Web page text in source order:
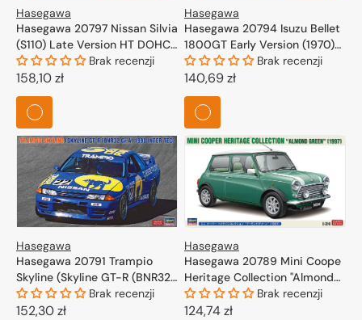
Hasegawa
Hasegawa 20797 Nissan Silvia
(S110) Late Version HT DOHC
RS (1982) 1/24Brak recenzji
Cena
regularna
158,10 zł
Hasegawa
Hasegawa 20794 Isuzu Bellet
1800GT Early Version (1970)
1/24
Brak recenzji
Cena
regularna
140,69 zł
Hasegawa
Hasegawa 20791 Trampio
Skyline (Skyline GT-R (BNR32
Gr. A) 1990 Inter Tec) 1/24
Brak recenzji
Cena
152,30 zł
Hasegawa
Hasegawa 20789 Mini Coope
Heritage Collection "Almond
Green" (1997) 1/24Brak recenzji
Cena
124,74 zł